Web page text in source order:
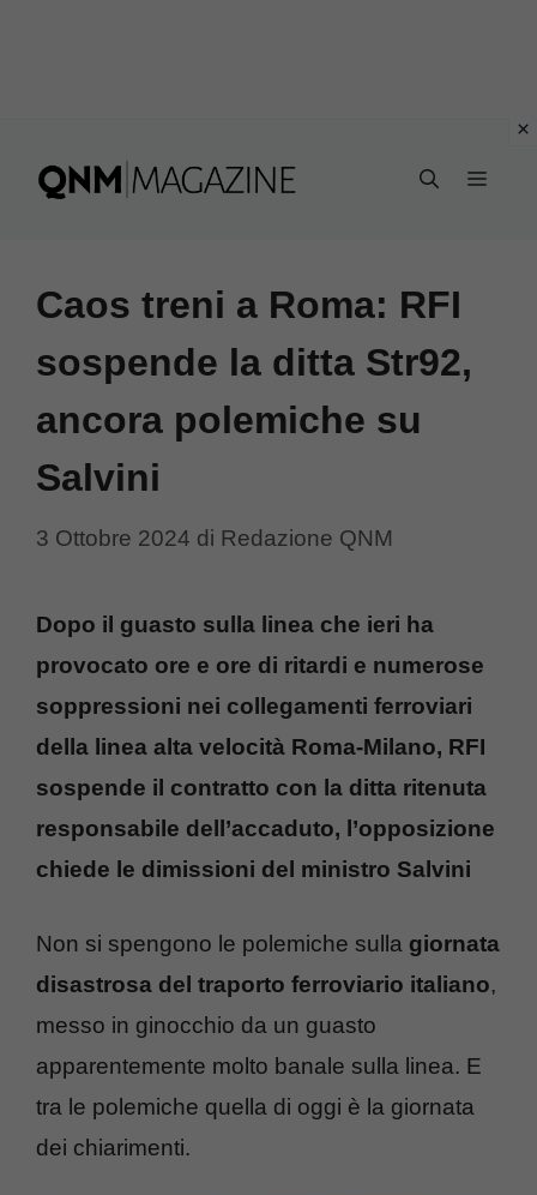
Caos treni a Roma: RFI
sospende la ditta Str92,
ancora polemiche su
Salvini
3 Ottobre 2024 di Redazione QNM
Dopo il guasto sulla linea che ieri ha
provocato ore e ore di ritardi e numerose
soppressioni nei collegamenti ferroviari
della linea alta velocità Roma-Milano, RFI
sospende il contratto con la ditta ritenuta
responsabile dell’accaduto, l’opposizione
chiede le dimissioni del ministro Salvini
Non si spengono le polemiche sulla giornata
disastrosa del traporto ferroviario italiano,
messo in ginocchio da un guasto
apparentemente molto banale sulla linea. E
tra le polemiche quella di oggi è la giornata
dei chiarimenti.